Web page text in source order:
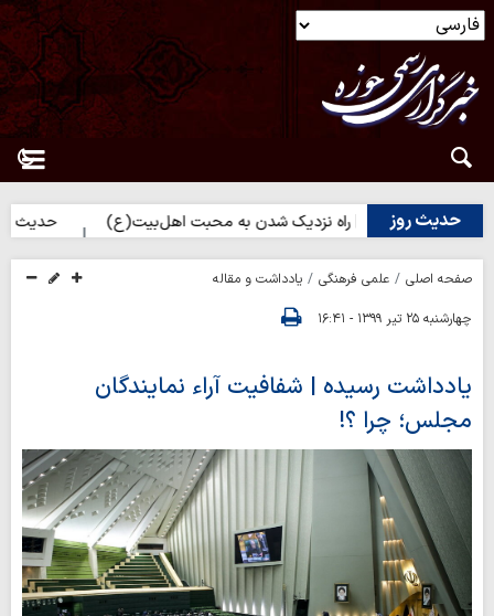
حدیث روز
حدیث روز | راه نزدیک شدن به محبت اهل‌بیت(ع) حدیث روز |
صفحه اصلی علمی فرهنگی
یادداشت و مقاله
چهارشنبه ۲۵ تیر ۱۳۹۹ - ۱۶:۴۱
یادداشت رسیده | شفافیت آراء نمایندگان
مجلس؛ چرا ؟!